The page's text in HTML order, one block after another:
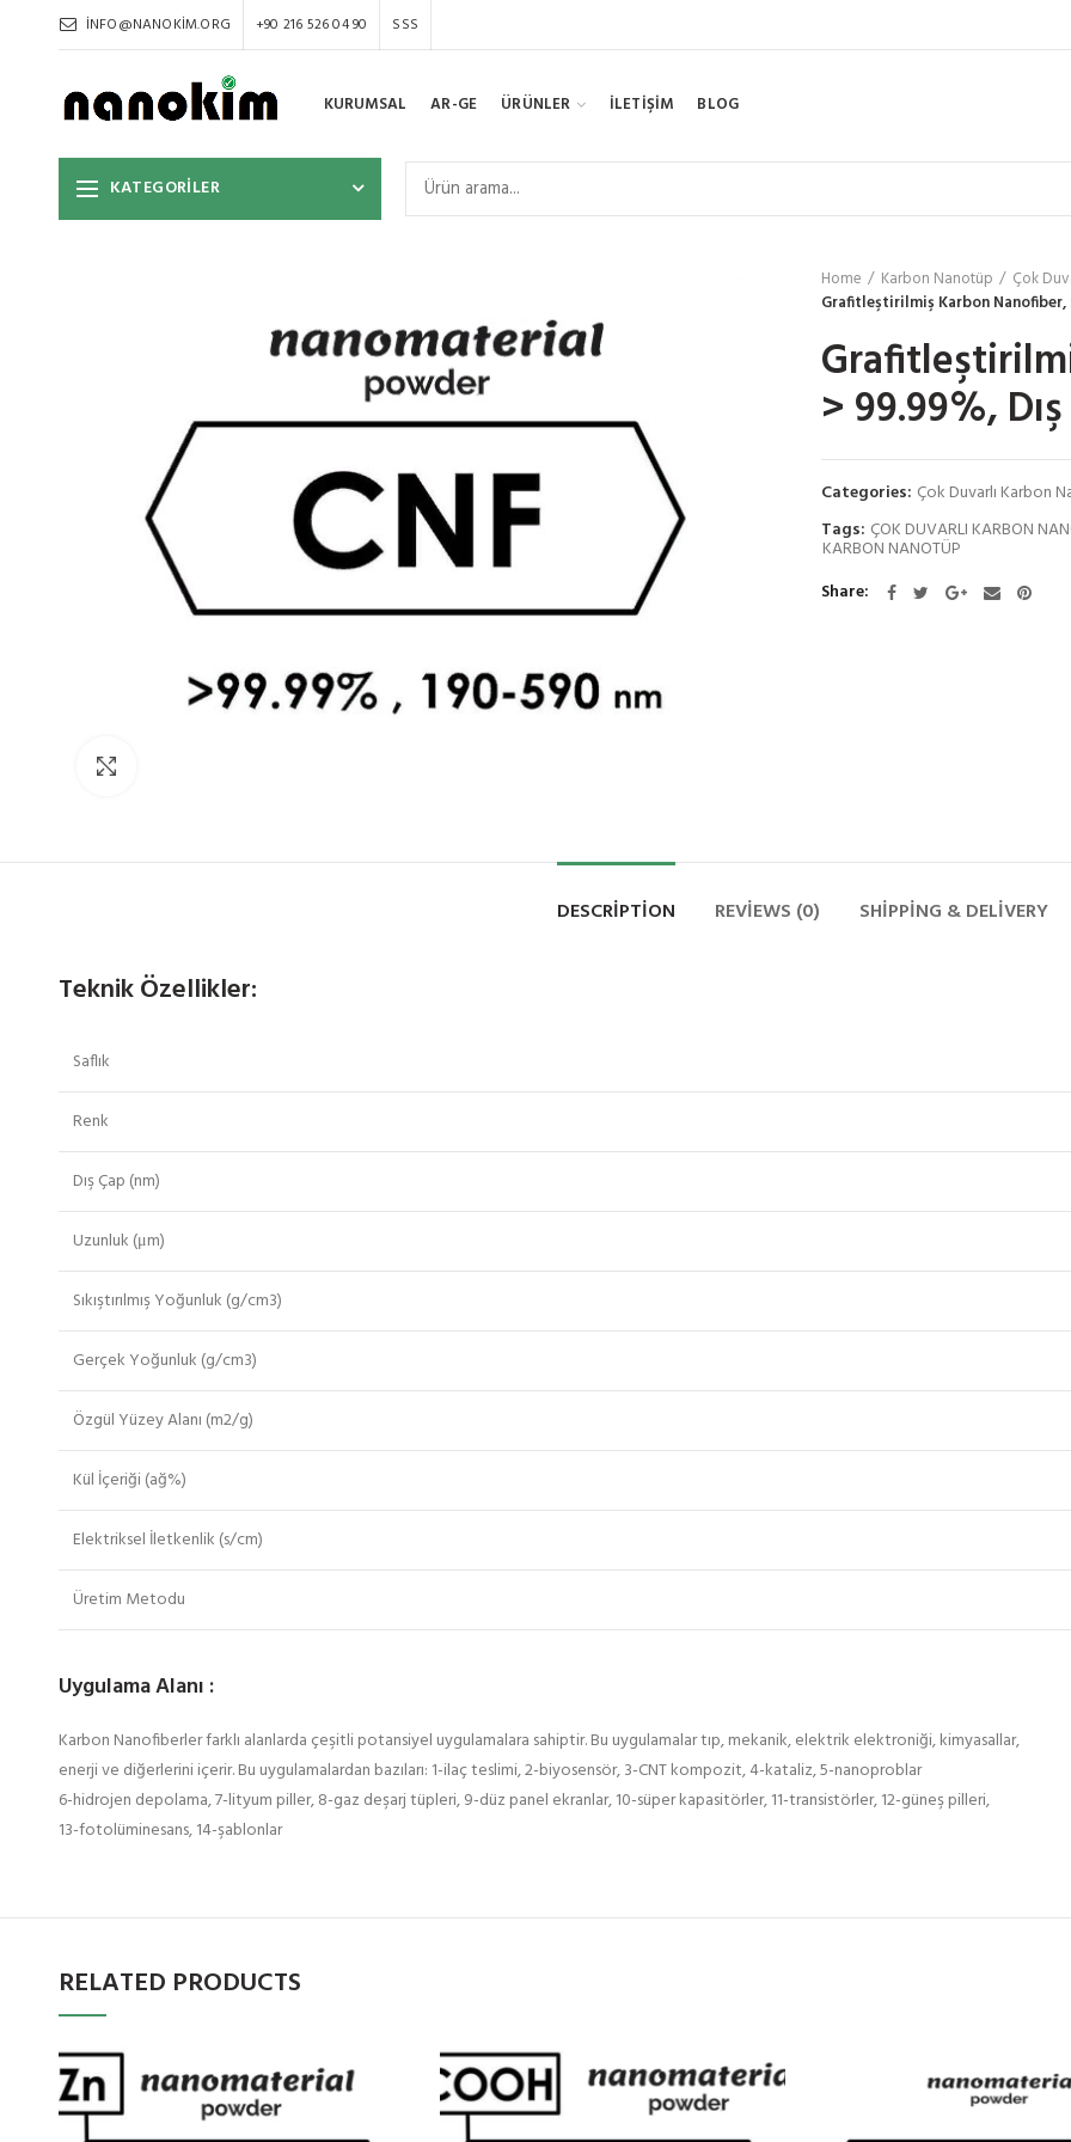
INFO@NANOKIM.ORG +90 216 526 04 90 SSS
KURUMSAL AR-GE ÜRÜNLER İLETİŞİM BLOG
KATEGORİLER
Home Karbon Nanotüp
Çok
Grafitleştirilmiş Karbon Nanofiber,
> 99.99%,
Categories: Çok Duvarlı Karbon
Tags: ÇOK DUVARLI KARBON
KARBON NANOTÜP
Share
DESCRIPTION REVIEWS (0) SHIPPING & DELIVERY
Teknik Özellikler:
Saflık
Renk
Dış Çap (nm)
Uzunluk (μm)
Sıkıştırılmış Yoğunluk (g/cm3)
Gerçek Yoğunluk (g/cm3)
Özgül Yüzey Alanı (m2/g)
Kül İçeriği (ağ%)
Elektriksel İletkenlik (s/cm)
Üretim Metodu
Uygulama Alanı :
Karbon Nanofiberler farklı alanlarda çeşitli potansiyel uygulamalara sahiptir. Bu uygulamalar tıp, mekanik, elektrik elektroniği, kimyasallar,
enerji ve diğerlerini içerir. Bu uygulamalardan bazıları: 1-ilaç teslimi, 2-biyosensör, 3-CNT kompozit, 4-kataliz, 5-nanoproblar
6-hidrojen depolama, 7-lityum piller, 8-gaz deşarj tüpleri, 9-düz panel ekranlar, 10-süper kapasitörler, 11-transistörler, 12-güneş pilleri,
13-fotolüminesans, 14-şablonlar
RELATED PRODUCTS